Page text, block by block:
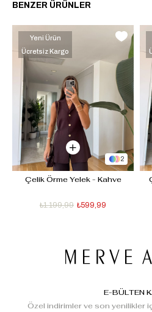
BENZER ÜRÜNLER
2
Çelik Örme Yelek - Kahve
₺599,99
₺1.199,99
Yeni Ürün
Ücretsiz Kargo
E-BÜLTEN
Özel indirimler ve son yenilikler